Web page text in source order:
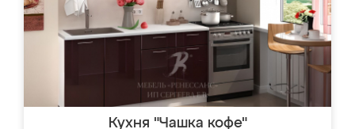
Кухня "Чашка кофе"